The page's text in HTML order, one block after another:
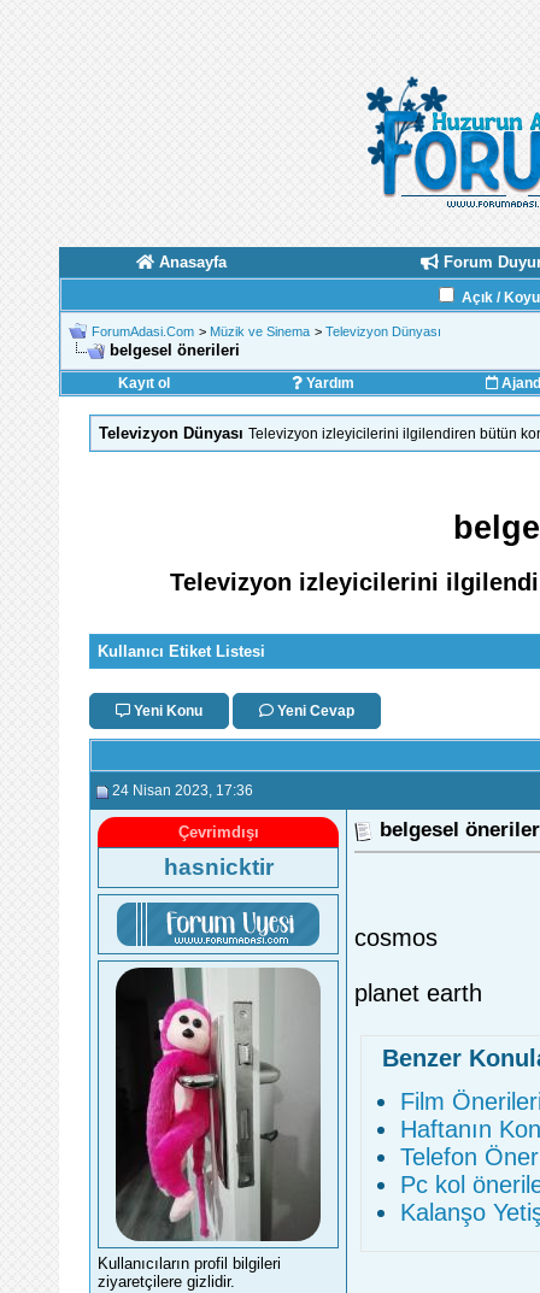
Anasayfa Forum
Açık /
ForumAdasi.Com > Müzik ve Sinema > Televizyon Dünyası
belgesel önerileri
Kayıt ol Yardım
Televizyon Dünyası Televizyon izleyicilerini ilgilendiren bütün
Televizyon izleyicilerini
Kullanıcı Etiket Listesi
Yeni Konu Yeni Cevap
24 Nisan 2023 , 17:36
Çevrimdışı
hasnicktir
Kullanıcıların profil bilgileri
ziyaretçilere gizlidir.
belgesel
cosmos
planet earth
Benzer
Film
Haftanın
Telefon
Pc kol
Kalanşo